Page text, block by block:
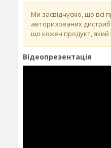
Ми засвідчуємо, що всі
авторизованих
що кожен продукт, який
Відеопрезентація